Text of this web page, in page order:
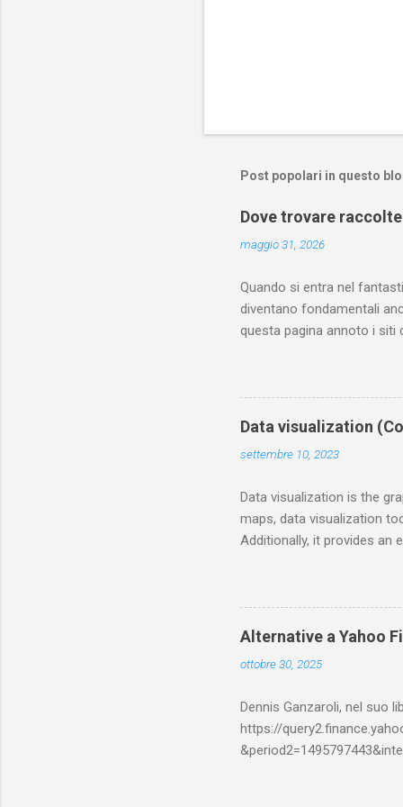
Post popolari in questo
Dove trovare
maggio 31, 2026
Quando si entra nel
diventano fondamentali
questa pagina annoto i siti
raccolte dedicate al
calcio e scaricabili
alla 17 stagioni di Messi
2020/21 della Super
Data visualization
settembre 10, 2023
Data visualization is the
maps, data visualization
Additionally, it provides an
amounts of information
visualization is the
for the human brain to
patterns, trends and
graphics, informa...
Alternative a Yahoo
ottobre 30, 2025
Dennis Ganzaroli, nel suo
https://
possibile scaricare